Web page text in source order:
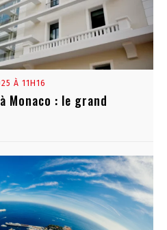
À 11H16
Monaco : le grand